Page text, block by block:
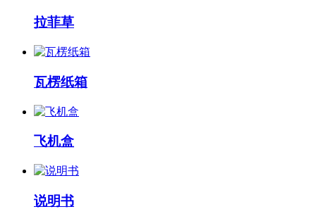
拉菲草
瓦楞纸箱
飞机盒
说明书